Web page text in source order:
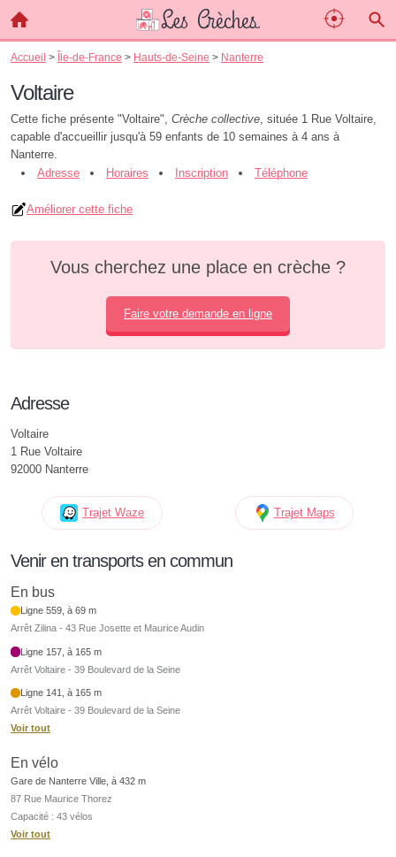
Accueil > Île-de-France > Hauts-de-Seine > Nanterre
Voltaire
Cette fiche présente "Voltaire", Crèche collective, située 1 Rue Voltaire,
capable d'accueillir jusqu'à 59 enfants de 10 semaines à 4 ans à
Nanterre.
Adresse
Horaires Inscription Téléphone
Améliorer cette fiche
Vous cherchez une place en crèche ?
Faire votre demande en ligne
Adresse
Voltaire
1 Rue Voltaire
92000 Nanterre
Trajet Waze Trajet Maps
Venir en transports en commun
En bus
Ligne 559, à 69 m
Arrêt Zilina - 43 Rue Josette et Maurice Audin
Ligne 157, à 165 m
Arrêt Voltaire - 39 Boulevard de la Seine
Ligne 141, à 165 m
Arrêt Voltaire - 39 Boulevard de la Seine
Voir tout
En vélo
Gare de Nanterre Ville, à 432 m
87 Rue Maurice Thorez
Capacité : 43 vélos
Voir tout